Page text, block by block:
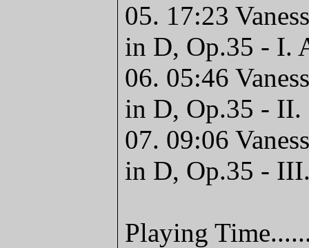
05. 17:23
in D, Op.35 - I.
06. 05:46
in D, Op.35 - II.
07. 09:06
in D, Op.35 -
Playing